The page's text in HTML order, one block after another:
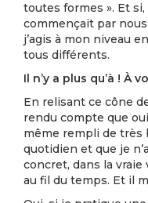
toutes formes ». Et
commençait par nous
j’agis à mon niveau
tous différents.
Il n’y a plus qu’à ! À
En relisant ce cône
rendu compte que
même rempli de très
quotidien et que je
concret, dans la vraie
au fil du temps. Et il